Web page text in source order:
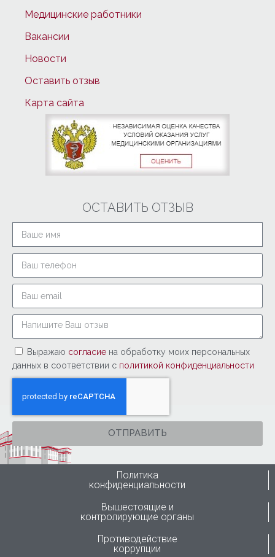
Медицинские работники
Вакансии
Новости
Оставить отзыв
Карта сайта
ОСТАВИТЬ ОТЗЫВ
Выражаю согласие на обработку моих персональных
данных в соответствии с политикой конфиденциальности
ОТПРАВИТЬ
Политика
конфиденциальности
Вышестоящие и
контролирующие органы
Противодействие
коррупции